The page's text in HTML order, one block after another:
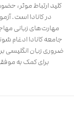
کلید ارتباط موثر،
در کانادا است.
مهارت‌های زبانی
ضروری زبان انگلیسی
برای کمک به